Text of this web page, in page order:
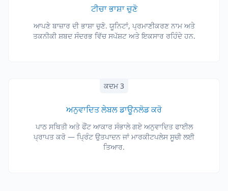
ਟੀਚਾ ਭਾਸ਼ਾ ਚੁਣੋ
ਆਪਣੇ ਬਾਜ਼ਾਰ ਦੀ ਭਾਸ਼ਾ ਚੁਣੋ. ਯੂਨਿਟਾਂ, ਪ੍ਰਮਾਣੀਕਰਣ ਨਾਮ ਅਤੇ
ਤਕਨੀਕੀ ਸ਼ਬਦ ਸੰਦਰਭ ਵਿੱਚ ਸਪੱਸ਼ਟ ਅਤੇ ਇਕਸਾਰ ਰਹਿੰਦੇ ਹਨ.
ਕਦਮ 3
ਅਨੁਵਾਦਿਤ ਲੇਬਲ ਡਾਊਨਲੋਡ ਕਰੋ
ਪਾਠ ਸਥਿਤੀ ਅਤੇ ਫੌਂਟ ਆਕਾਰ ਸੰਭਾਲੇ ਗਏ ਅਨੁਵਾਦਿਤ ਫਾਈਲ
ਪ੍ਰਾਪਤ ਕਰੋ — ਪ੍ਰਿੰਟ ਉਤਪਾਦਨ ਜਾਂ ਮਾਰਕੀਟਪਲੇਸ ਸੂਚੀ ਲਈ
ਤਿਆਰ.